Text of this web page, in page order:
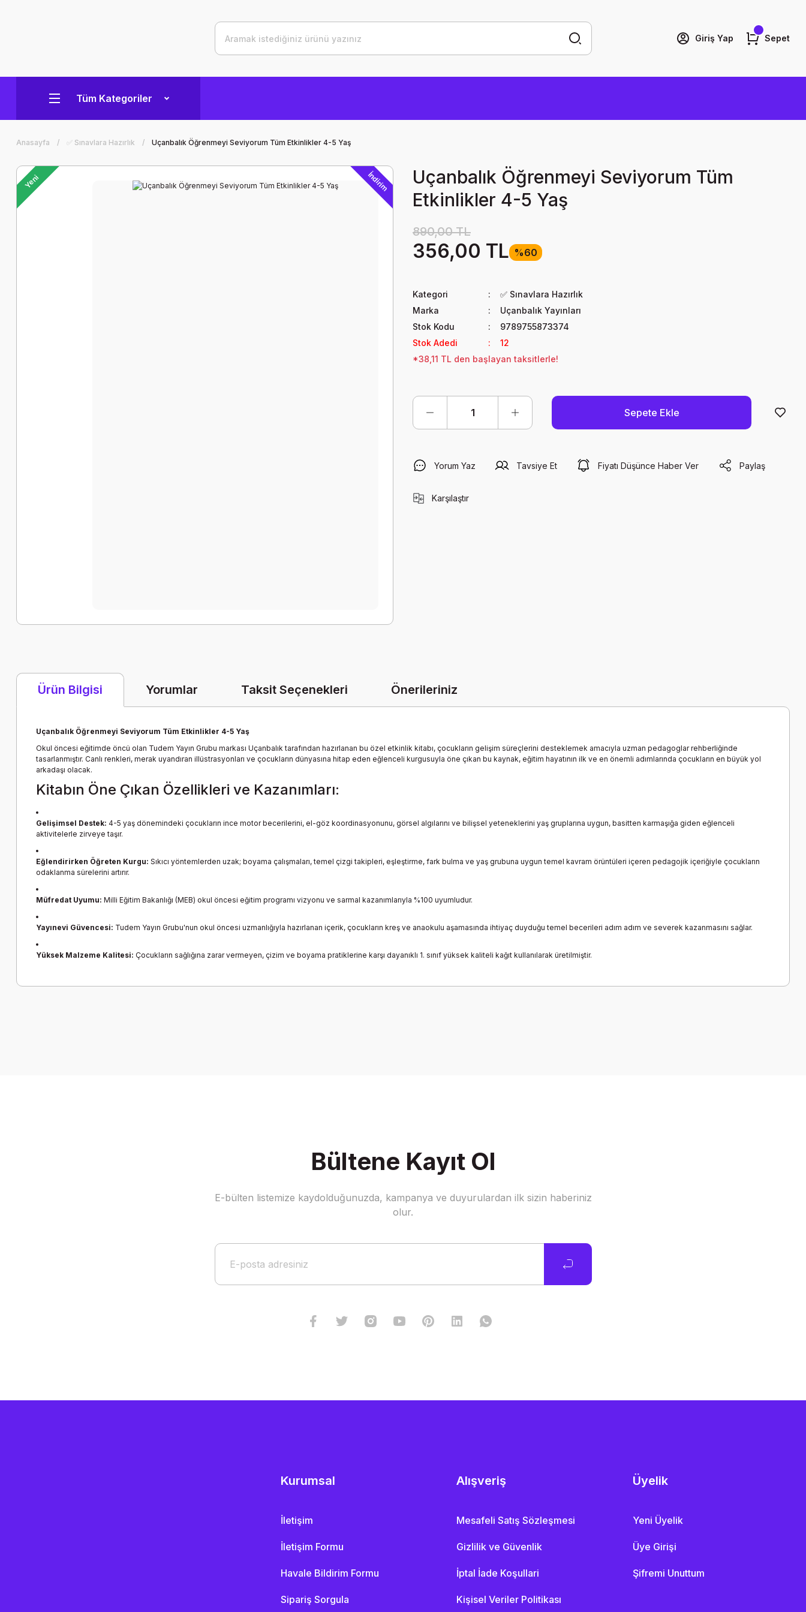
Giriş Yap Sepet
Tüm Kategoriler
Anasayfa ✅ Sınavlara Hazırlık Uçanbalık Öğrenmeyi Seviyorum Tüm Etkinlikler 4-5 Yaş
Yeni İndirim
Uçanbalık Öğrenmeyi Seviyorum Tüm
Etkinlikler 4-5 Yaş
890,00 TL
356,00 TL %60
Kategori
✅ Sınavlara Hazırlık
Marka
Uçanbalık Yayınları
Stok Kodu
9789755873374
Stok Adedi
12
*38,11 TL den başlayan taksitlerle!
Sepete Ekle
Yorum Yaz Tavsiye Et Fiyatı Düşünce Haber Ver Paylaş
Karşılaştır
Ürün Bilgisi Yorumlar Taksit Seçenekleri Önerileriniz
Uçanbalık Öğrenmeyi Seviyorum Tüm Etkinlikler 4-5 Yaş
Okul öncesi eğitimde öncü olan Tudem Yayın Grubu markası Uçanbalık tarafından hazırlanan bu özel etkinlik kitabı, çocukların gelişim süreçlerini desteklemek amacıyla uzman pedagoglar rehberliğinde
tasarlanmıştır. Canlı renkleri, merak uyandıran illüstrasyonları ve çocukların dünyasına hitap eden eğlenceli kurgusuyla öne çıkan bu kaynak, eğitim hayatının ilk ve en önemli adımlarında çocukların en büyük yol
arkadaşı olacak.
Kitabın Öne Çıkan Özellikleri ve Kazanımları:
Gelişimsel Destek: 4-5 yaş dönemindeki çocukların ince motor becerilerini, el-göz koordinasyonunu, görsel algılarını ve bilişsel yeteneklerini yaş gruplarına uygun, basitten karmaşığa giden eğlenceli
aktivitelerle zirveye taşır.
Eğlendirirken Öğreten Kurgu: Sıkıcı yöntemlerden uzak; boyama çalışmaları, temel çizgi takipleri, eşleştirme, fark bulma ve yaş grubuna uygun temel kavram örüntüleri içeren pedagojik içeriğiyle çocukların
odaklanma sürelerini artırır.
Müfredat Uyumu: Milli Eğitim Bakanlığı (MEB) okul öncesi eğitim programı vizyonu ve sarmal kazanımlarıyla %100 uyumludur.
Yayınevi Güvencesi: Tudem Yayın Grubu'nun okul öncesi uzmanlığıyla hazırlanan içerik, çocukların kreş ve anaokulu aşamasında ihtiyaç duyduğu temel becerileri adım adım ve severek kazanmasını sağlar.
Yüksek Malzeme Kalitesi: Çocukların sağlığına zarar vermeyen, çizim ve boyama pratiklerine karşı dayanıklı 1. sınıf yüksek kaliteli kağıt kullanılarak üretilmiştir.
Gönder
Bültene Kayıt Ol
E-bülten listemize kaydolduğunuzda, kampanya ve duyurulardan ilk sizin haberiniz
olur.
Kurumsal
İletişim
İletişim Formu
Havale Bildirim Formu
Sipariş Sorgula
Alışveriş
Mesafeli Satış Sözleşmesi
Gizlilik ve Güvenlik
İptal İade Koşullari
Kişisel Veriler Politikası
Üyelik
Yeni Üyelik
Üye Girişi
Şifremi Unuttum